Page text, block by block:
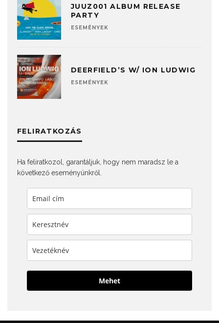
JUUZ001 ALBUM RELEASE
PARTY
ESEMÉNYEK
DEERFIELD’S W/ ION LUDWIG
ESEMÉNYEK
FELIRATKOZÁS
Ha feliratkozol, garantáljuk, hogy nem maradsz le a
következő eseményünkről.
Mehet